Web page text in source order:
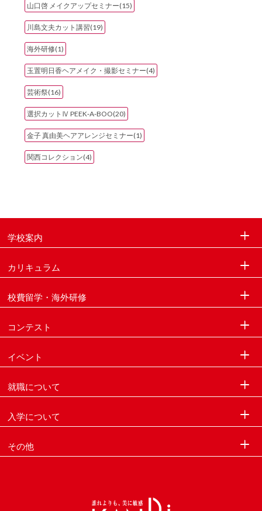
山口啓 メイクアップセミナー(15)
川島文夫カット講習(19)
海外研修(1)
玉置明日香ヘアメイク・撮影セミナー(4)
芸術祭(16)
選択カットⅣ PEEK‐A‐BOO(20)
金子 真由美ヘアアレンジセミナー(1)
関西コレクション(4)
学校案内
カリキュラム
校費留学・海外研修
コンテスト
イベント
就職について
入学について
その他